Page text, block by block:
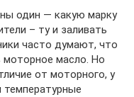
один — какую марку
– ту и заливать
часто думают, что
моторное масло. Но
от моторного, у